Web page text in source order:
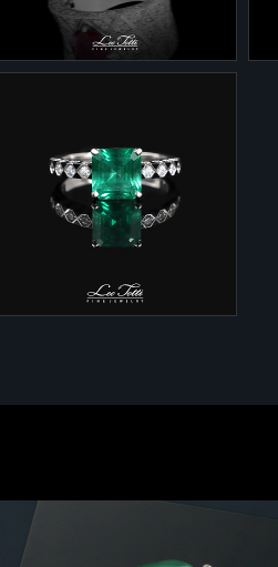
Бриллианты 3/5 - 1,68
карата
Кольцо 1-0118 из белого
золота с рубином и
бриллиантами.
Золото 585 - 9,86 грамма
Рубин - 1,48 карата
Золото 585 - 3,4 грамма
Изумруд 3/3 - 2,24 карата
Бриллианты 3/5 - 0,44
карата